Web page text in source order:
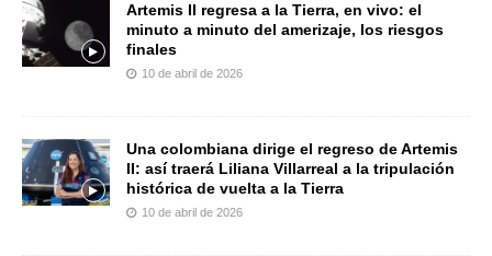
Artemis II regresa a la Tierra, en vivo: el
minuto a minuto del amerizaje, los riesgos
finales
10 de abril de 2026
Una colombiana dirige el regreso de Artemis
II: así traerá Liliana Villarreal a la tripulación
histórica de vuelta a la Tierra
10 de abril de 2026